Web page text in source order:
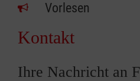
Vorlesen
Kontakt
Ihre Nachricht an